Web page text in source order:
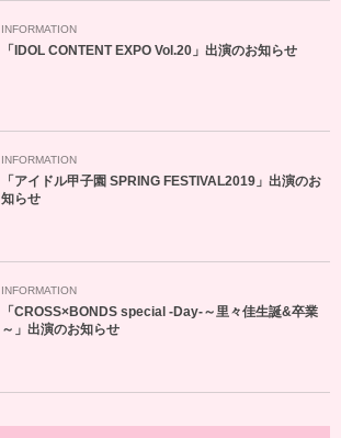
INFORMATION
「IDOL CONTENT EXPO Vol.20」出演のお知らせ
INFORMATION
「アイドル甲子園 SPRING FESTIVAL2019」出演のお
知らせ
INFORMATION
「CROSS×BONDS special -Day-～里々佳生誕&卒業
～」出演のお知らせ